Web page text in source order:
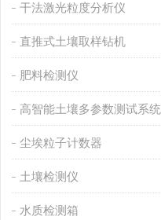
干法激光粒度分析仪
直推式土壤取样钻机
肥料检测仪
高智能土壤多参数测试系统
尘埃粒子计数器
土壤检测仪
水质检测箱